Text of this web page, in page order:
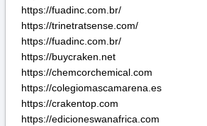
https://premiercommercialres.com
https://virtualworldassistants.com
https://servigate.com
https://www.accesstohealthcare.org
https://www.adanergranada.org
https://www.beachanimalrehab.com
https://www.bunkertype.com
https://swww.grzes-bus.pl